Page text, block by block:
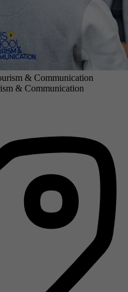
& Communication